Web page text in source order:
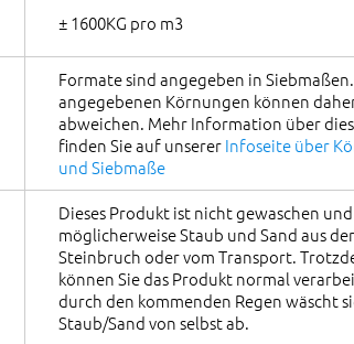
± 1600KG pro m3
Formate sind angegeben in
angegebenen Körnungen können
abweichen. Mehr Information über
finden Sie auf unsererInfoseite über
und Siebmaße
Dieses Produkt ist nicht gewaschen
möglicherweise Staub und Sand aus
Steinbruch oder vom Transport.
können Sie das Produkt normal
durch den kommenden Regen wäscht
Staub/Sand von selbst ab.